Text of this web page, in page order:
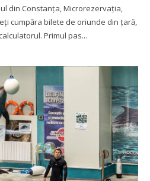
din Constanța, Microrezervația,
cumpăra bilete de oriunde din țară,
Primul pas...